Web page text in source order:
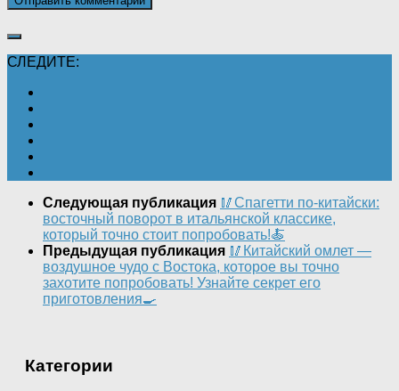
СЛЕДИТЕ:
Следующая публикация 🥢Спагетти по-китайски:
восточный поворот в итальянской классике,
который точно стоит попробовать!🍝
Предыдущая публикация 🥢Китайский омлет —
воздушное чудо с Востока, которое вы точно
захотите попробовать! Узнайте секрет его
приготовления🍳
Категории